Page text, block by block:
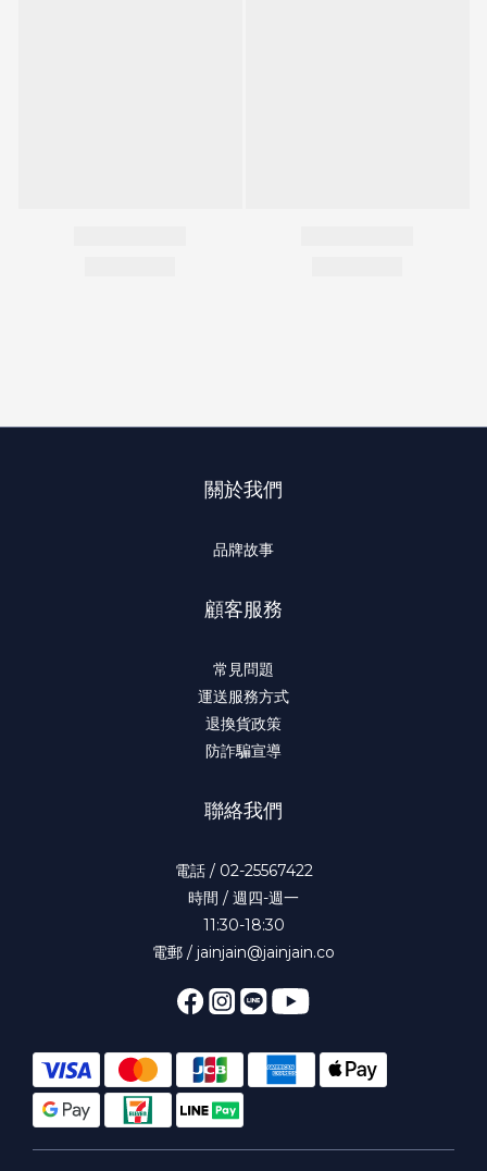
關於我們
品牌故事
顧客服務
常見問題
運送服務方式
退換貨政策
防詐騙宣導
聯絡我們
電話 / 02-25567422
時間 / 週四-週一
11:30-18:30
電郵 / jainjain@jainjain.co